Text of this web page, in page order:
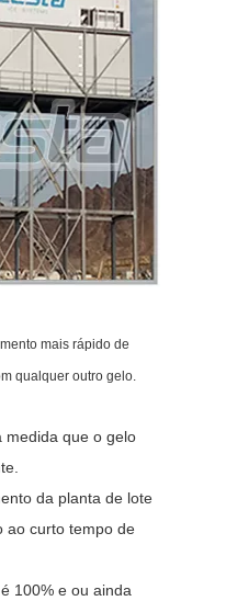
mais rápido de
qualquer outro gelo.
medida que o gelo
da planta de lote
ao curto tempo de
100% e ou ainda